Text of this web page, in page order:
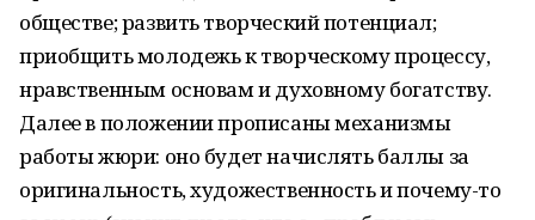
обществе; развить творческий потенциал;
приобщить молодежь к творческому процессу,
нравственным основам и духовному богатству.
Далее в положении прописаны механизмы
работы жюри: оно будет начислять баллы за
оригинальность, художественность и почему-то